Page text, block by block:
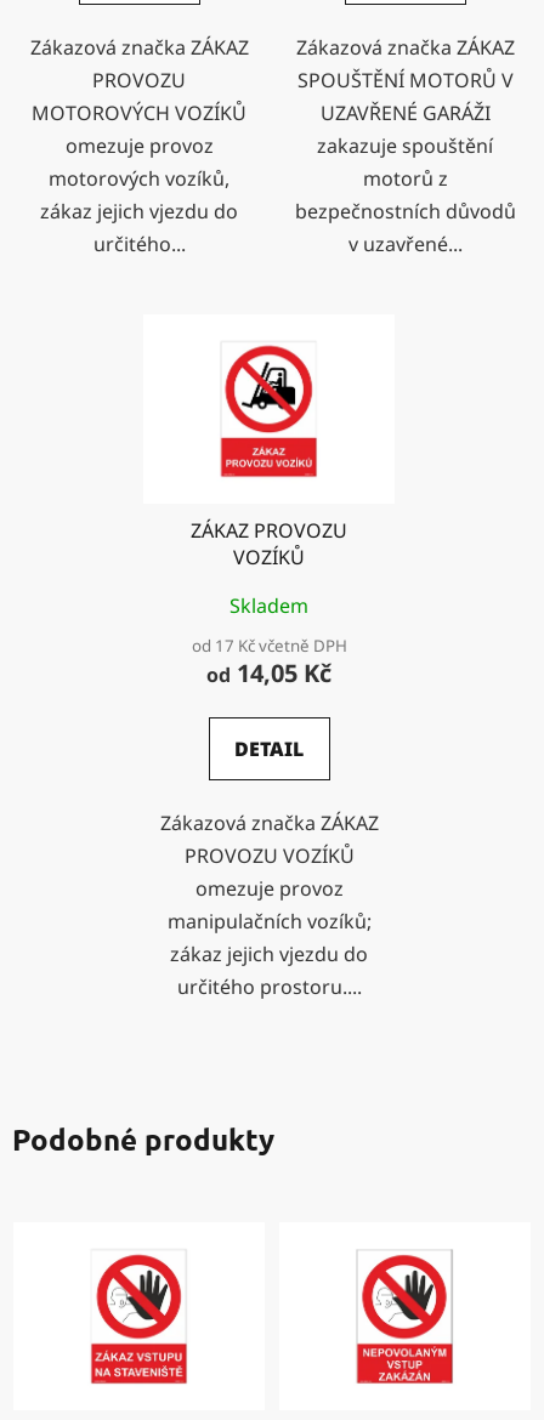
Zákazová značka ZÁKAZ
PROVOZU
MOTOROVÝCH VOZÍKŮ
omezuje provoz
motorových vozíků,
zákaz jejich vjezdu do
určitého...
Zákazová značka ZÁKAZ
SPOUŠTĚNÍ MOTORŮ V
UZAVŘENÉ GARÁŽI
zakazuje spouštění
motorů z
bezpečnostních důvodů
v uzavřené...
ZÁKAZ PROVOZU
VOZÍKŮ
Skladem
od 17 Kč včetně DPH
od 14,05 Kč
DETAIL
Zákazová značka ZÁKAZ
PROVOZU VOZÍKŮ
omezuje provoz
manipulačních vozíků;
zákaz jejich vjezdu do
určitého prostoru....
Podobné produkty